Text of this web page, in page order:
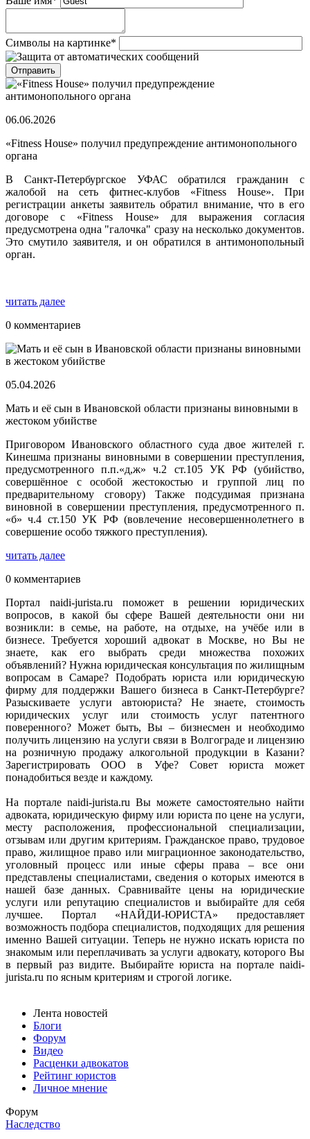
Символы на картинке*
06.06.2026
«Fitness House» получил предупреждение антимонопольного
органа
В Санкт-Петербургское УФАС обратился гражданин с
жалобой на сеть фитнес-клубов «Fitness House». При
регистрации анкеты заявитель обратил внимание, что в его
договоре с «Fitness House» для выражения согласия
предусмотрена одна "галочка" сразу на несколько документов.
Это смутило заявителя, и он обратился в антимонопольный
орган.
читать далее
0 комментариев
05.04.2026
Мать и её сын в Ивановской области признаны виновными в
жестоком убийстве
Приговором Ивановского областного суда двое жителей г.
Кинешма признаны виновными в совершении преступления,
предусмотренного п.п.«д,ж» ч.2 ст.105 УК РФ (убийство,
совершённое с особой жестокостью и группой лиц по
предварительному сговору) Также подсудимая признана
виновной в совершении преступления, предусмотренного п.
«б» ч.4 ст.150 УК РФ (вовлечение несовершеннолетнего в
совершение особо тяжкого преступления).
читать далее
0 комментариев
Портал naidi-jurista.ru поможет в решении юридических
вопросов, в какой бы сфере Вашей деятельности они ни
возникли: в семье, на работе, на отдыхе, на учёбе или в
бизнесе. Требуется хороший адвокат в Москве, но Вы не
знаете, как его выбрать среди множества похожих
объявлений? Нужна юридическая консультация по жилищным
вопросам в Самаре? Подобрать юриста или юридическую
фирму для поддержки Вашего бизнеса в Санкт-Петербурге?
Разыскиваете услуги автоюриста? Не знаете, стоимость
юридических услуг или стоимость услуг патентного
поверенного? Может быть, Вы – бизнесмен и необходимо
получить лицензию на услуги связи в Волгограде и лицензию
на розничную продажу алкогольной продукции в Казани?
Зарегистрировать ООО в Уфе? Совет юриста может
понадобиться везде и каждому.
На портале naidi-jurista.ru Вы можете самостоятельно найти
адвоката, юридическую фирму или юриста по цене на услуги,
месту расположения, профессиональной специализации,
отзывам или другим критериям. Гражданское право, трудовое
право, жилищное право или миграционное законодательство,
уголовный процесс или иные сферы права – все они
представлены специалистами, сведения о которых имеются в
нашей базе данных. Сравнивайте цены на юридические
услуги или репутацию специалистов и выбирайте для себя
лучшее. Портал «НАЙДИ-ЮРИСТА» предоставляет
возможность подбора специалистов, подходящих для решения
именно Вашей ситуации. Теперь не нужно искать юриста по
знакомым или переплачивать за услуги адвокату, которого Вы
в первый раз видите. Выбирайте юриста на портале naidi-
jurista.ru по ясным критериям и строгой логике.
Лента новостей
Блоги
Форум
Видео
Расценки адвокатов
Рейтинг юристов
Личное мнение
Форум
Наследство